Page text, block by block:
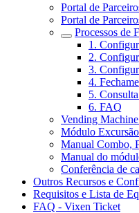
Portal de
Portal de
Processos de
1.
2.
3.
4.
5.
6. FAQ
Vending
Módulo Excursão
Manual Combo,
Manual do
Conferência de
Outros Recursos e
Requisitos e Lista de
FAQ - Vixen Ticket